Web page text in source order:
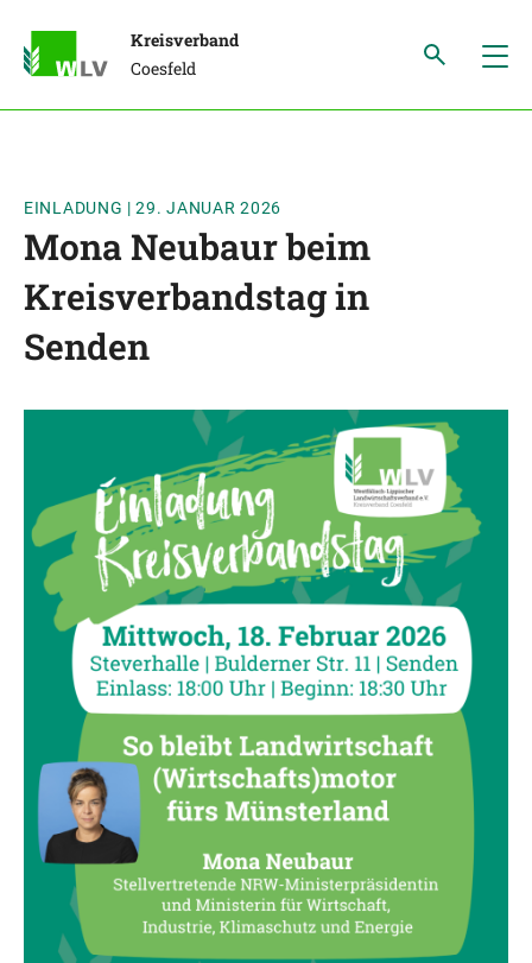
Kreisverband
Coesfeld
EINLADUNG |29. JANUAR 2026
Mona Neubaur beim
Kreisverbandstag in
Senden